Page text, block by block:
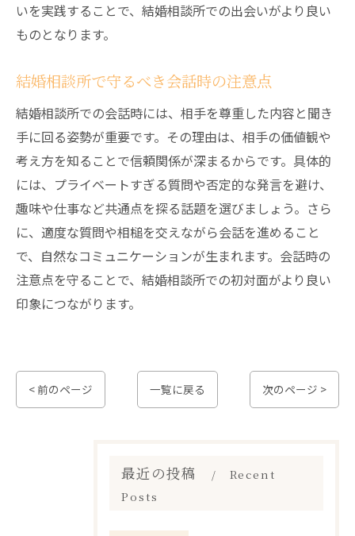
いを実践することで、結婚相談所での出会いがより良い
ものとなります。
結婚相談所で守るべき会話時の注意点
結婚相談所での会話時には、相手を尊重した内容と聞き
手に回る姿勢が重要です。その理由は、相手の価値観や
考え方を知ることで信頼関係が深まるからです。具体的
には、プライベートすぎる質問や否定的な発言を避け、
趣味や仕事など共通点を探る話題を選びましょう。さら
に、適度な質問や相槌を交えながら会話を進めること
で、自然なコミュニケーションが生まれます。会話時の
注意点を守ることで、結婚相談所での初対面がより良い
印象につながります。
< 前のページ 一覧に戻る 次のページ >
最近の投稿
Recent
Posts